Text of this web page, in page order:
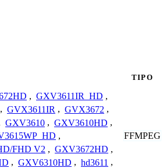
TIPO
, GXV3611IR_HD ,
, GVX3611IR , GVX3672 ,
GXV3610 , GXV3610HD ,
,
FHD V2 , GXV3672HD ,
, GXV6310HD , hd3611 ,
FFMPEG